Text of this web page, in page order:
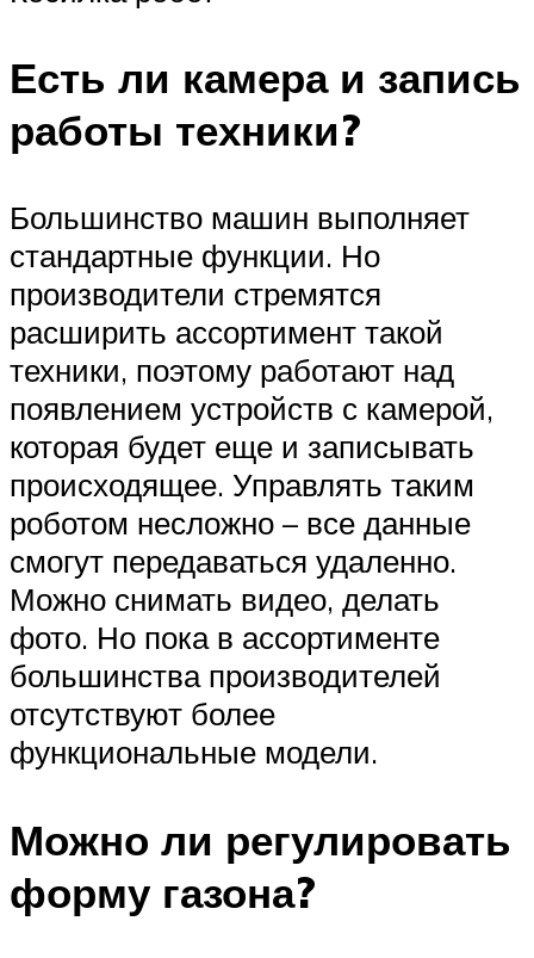
Есть ли камера и запись
работы техники?
Большинство машин выполняет
стандартные функции. Но
производители стремятся
расширить ассортимент такой
техники, поэтому работают над
появлением устройств с камерой,
которая будет еще и записывать
происходящее. Управлять таким
роботом несложно – все данные
смогут передаваться удаленно.
Можно снимать видео, делать
фото. Но пока в ассортименте
большинства производителей
отсутствуют более
функциональные модели.
Можно ли регулировать
форму газона?